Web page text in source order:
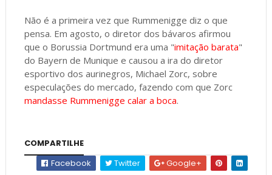
Não é a primeira vez que Rummenigge diz o que
pensa. Em agosto, o diretor dos bávaros afirmou
que o Borussia Dortmund era uma "imitação barata"
do Bayern de Munique e causou a ira do diretor
esportivo dos aurinegros, Michael Zorc, sobre
especulações do mercado, fazendo com que Zorc
mandasse Rummenigge calar a boca.
COMPARTILHE
Facebook
Twitter Google+